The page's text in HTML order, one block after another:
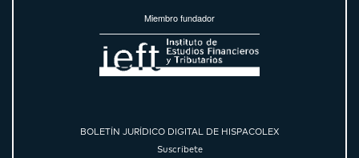
Miembro fundador
BOLETÍN JURÍDICO DIGITAL DE HISPACOLEX
Suscríbete